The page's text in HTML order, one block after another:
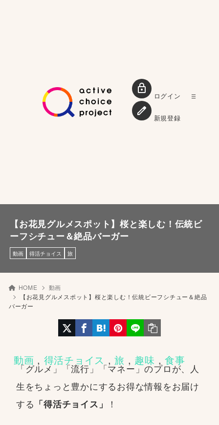
ログイン
新規登録
【お花見グルメスポット】桜と楽しむ！伝統ビ
ーフシチュー＆絶品バーガー
動画 得活チョイス 旅
HOME
動画
【お花見グルメスポット】桜と楽しむ！伝統ビーフシチュー＆絶品
バーガー
動画 , 得活チョイス , 旅 , 趣味 , 食事
「グルメ」「流行」「マネー」のプロが、人
生をちょっと豊かにするお得な情報をお届け
する 「得活チョイス」 ！